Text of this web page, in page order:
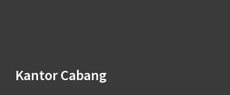
Kantor Cabang